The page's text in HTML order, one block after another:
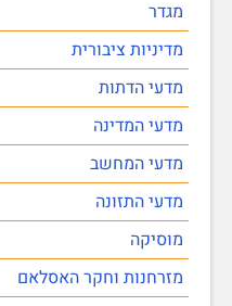
מגדר
מדיניות ציבורית
מדעי הדתות
מדעי המדינה
מדעי המחשב
מדעי התזונה
מוסיקה
מזרחנות וחקר האסלאם